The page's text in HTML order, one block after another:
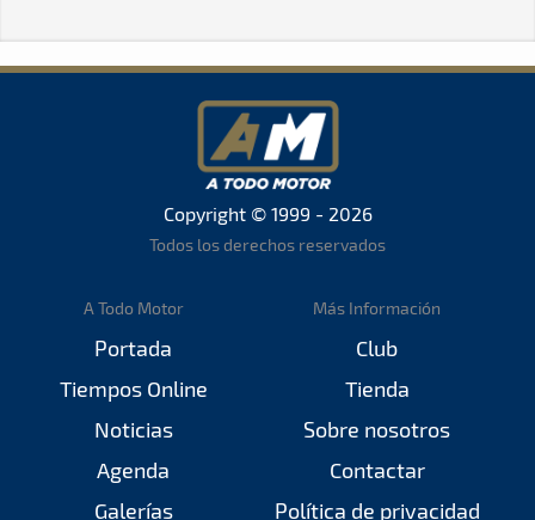
Copyright © 1999 - 2026
Todos los derechos reservados
A Todo Motor
Portada
Tiempos Online
Noticias
Agenda
Galerías
Más Información
Club
Tienda
Sobre nosotros
Contactar
Política de privacidad